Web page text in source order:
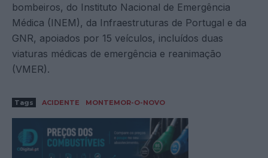
bombeiros, do Instituto Nacional de Emergência
Médica (INEM), da Infraestruturas de Portugal e da
GNR, apoiados por 15 veículos, incluídos duas
viaturas médicas de emergência e reanimação
(VMER).
Tags ACIDENTE MONTEMOR-O-NOVO